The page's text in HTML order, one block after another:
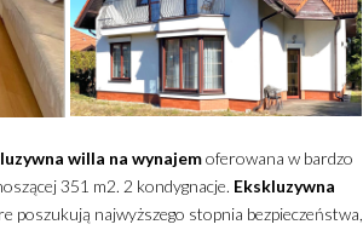
willa na wynajemoferowana w bardzo
351 m2. 2 kondygnacje. Ekskluzywna
poszukują najwyższego stopnia bezpieczeństwa,